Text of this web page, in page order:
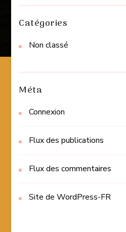
Catégories
Non classé
Méta
Connexion
Flux des publications
Flux des commentaires
Site de WordPress-FR